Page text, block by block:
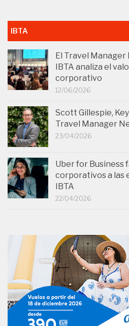
IBTA
El Travel
IBTA analiza el
corporativo
12/06/2026
Scott Gillespie,
Travel Manager
23/04/2026
Uber for Business
corporativos a las
IBTA
22/04/2026